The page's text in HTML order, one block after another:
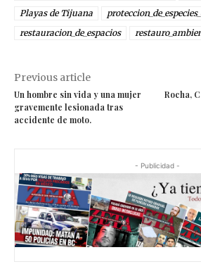
Playas de Tijuana
restauracion_de_espacios
Previous article
Un hombre sin vida y una mujer
gravemente lesionada tras
accidente de moto.
Rocha,
- Publicidad -